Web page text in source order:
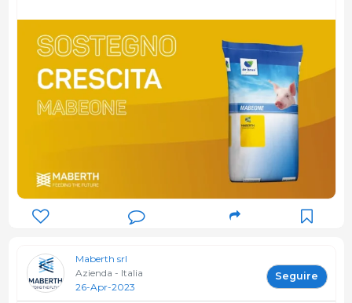
Maberth srl
Azienda - Italia
26-Apr-2023
Seguire